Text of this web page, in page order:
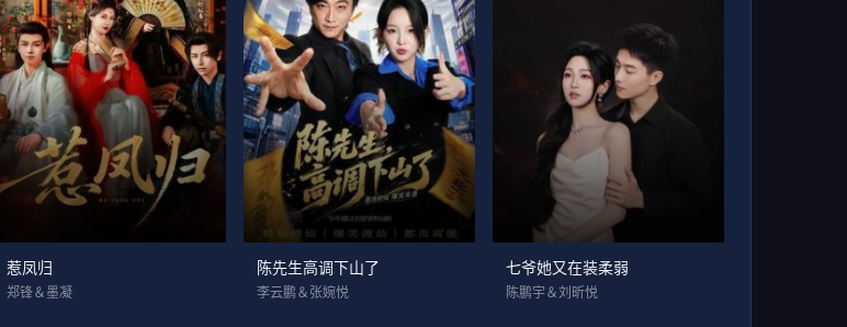
惹凤归
郑锋＆墨凝
陈先生高调下山了
李云鹏＆张婉悦
七爷她又在装柔弱
陈鹏宇＆刘昕悦